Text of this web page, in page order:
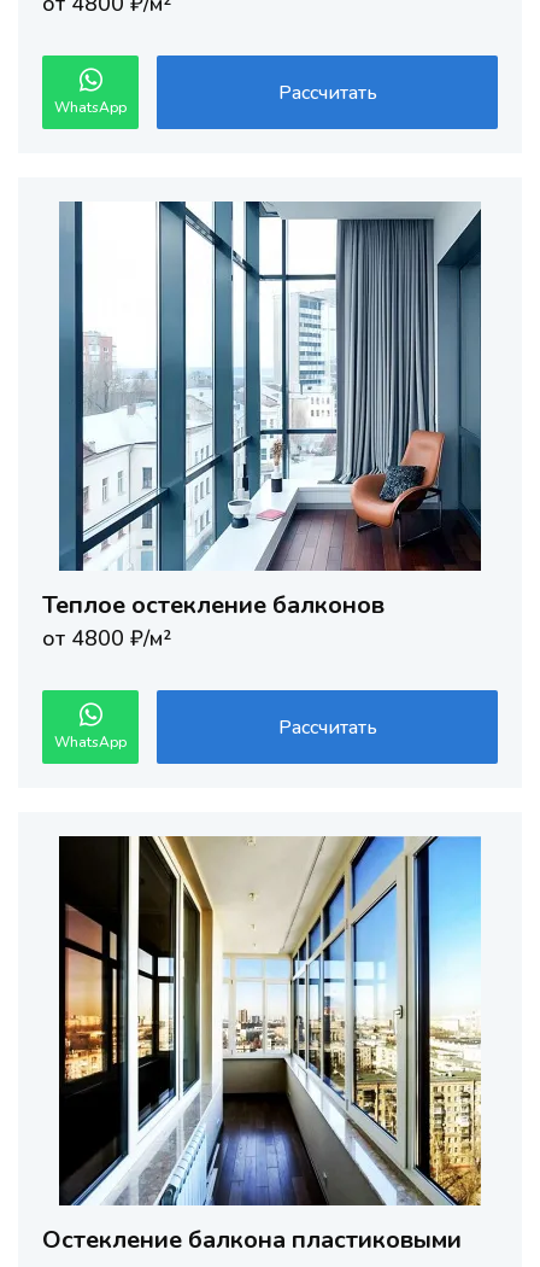
WhatsApp
Рассчитать
Теплое остекление балконов
от 4800 ₽/м²
WhatsApp
Рассчитать
Остекление балкона пластиковыми